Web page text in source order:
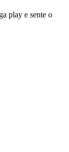
play e sente o